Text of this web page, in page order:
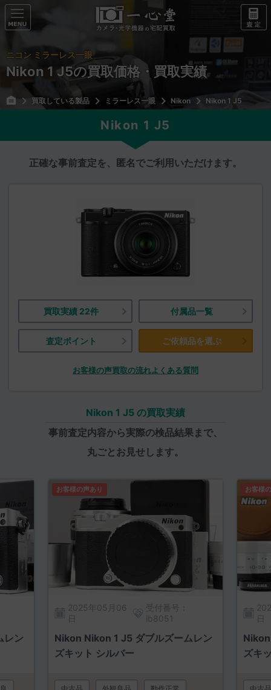
ニコン ミラーレス一眼
Nikon 1 J5の買取価格・買取実績
買取している製品 ミラーレス一眼 Nikon Nikon 1 J5
Nikon 1 J5
正確な事前査定を、匿名でご利用いただけます。
買取実績 22件 付属品一覧
査定ポイント ご依頼品を選ぶ
お客様の声買取の流れよくある質問
Nikon 1 J5 の買取実績
事前査定内容から実際の検品結果まで、
丸ごとお見せします。
レン
お客様の声あり
2025年05月06
日
受付番号：
ib8051
Nikon Nikon 1 J5 ダブルズームレン
ズキット シルバー
お客様
日
ズキ